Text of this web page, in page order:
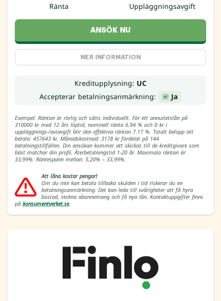
Ränta Uppläggningsavgift
ANSÖK NU
MER INFORMATION
Kreditupplysning: UC
Accepterar betalningsanmärkning:
Ja
Exempel: Räntan är rörlig och sätts individuellt. För ett annuitetslån på
310000 kr med 12 års löptid, nominell ränta 6.94 % och 0 kr i
uppläggnings-/aviavgift blir den effektiva räntan 7.17 %. Totalt belopp att
betala: 457643 kr. Månadskostnad: 3178 kr fördelat på 144
betalningstillfällen. Din ansökan kommer att skickas till de kreditgivare som
bäst matchar din profil. Återbetalningstid 1-20 år. Maximala räntan är
33,99%. Räntespann mellan: 5,20% – 33,99%.
Att låna kostar pengar!
Om du inte kan betala tillbaka skulden i tid riskerar du en
betalningsanmärkning. Det kan leda till svårigheter att få hyra
bostad, teckna abonnemang och få nya lån. Kontaktuppgifter finns
på konsumentverket.se.